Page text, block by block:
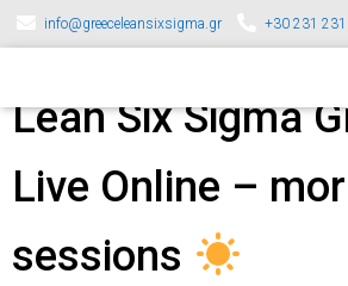
info@greeceleansixsigma.gr +30 231 231
Lean Six Sigma
Live Online –
sessions